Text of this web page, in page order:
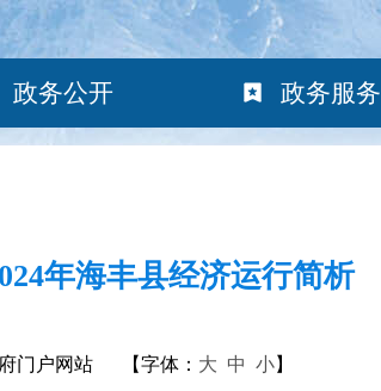
政务公开 政务服务
年海丰县经济运行简析
门户网站 【字体： 大 中 小】